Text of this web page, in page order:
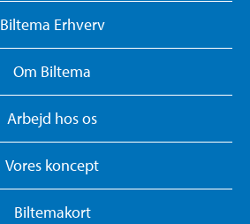
Biltema Erhverv
Om Biltema
Arbejd hos os
Vores koncept
Biltemakort